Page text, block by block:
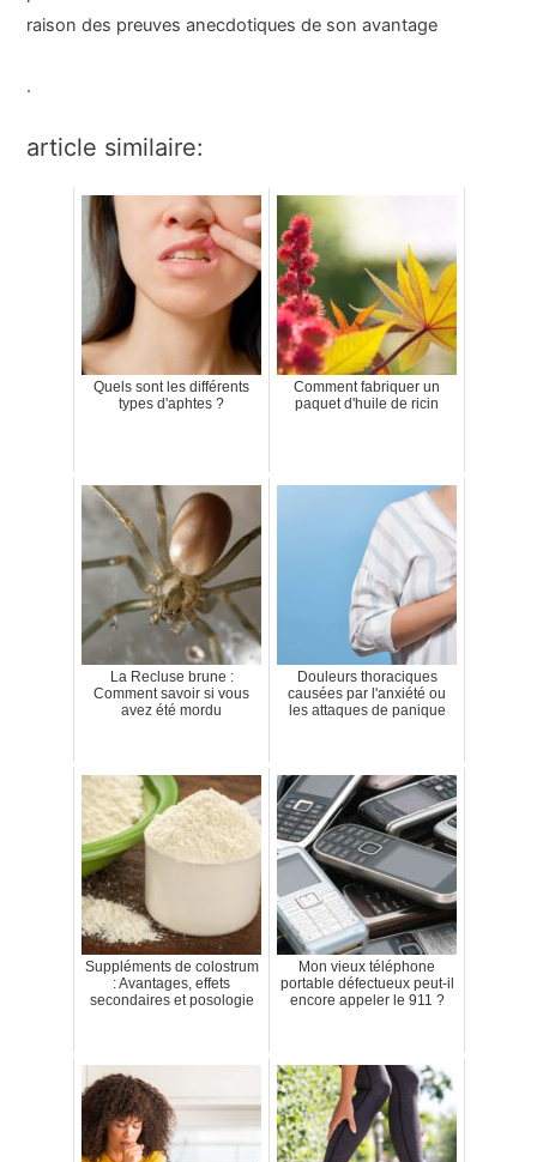
raison des preuves anecdotiques de son avantage
.
article similaire:
Quels sont les différents
types d'aphtes ?
Comment fabriquer un
paquet d'huile de ricin
La Recluse brune :
Comment savoir si vous
avez été mordu
Douleurs thoraciques
causées par l'anxiété ou
les attaques de panique
Suppléments de colostrum
: Avantages, effets
secondaires et posologie
Mon vieux téléphone
portable défectueux peut-il
encore appeler le 911 ?